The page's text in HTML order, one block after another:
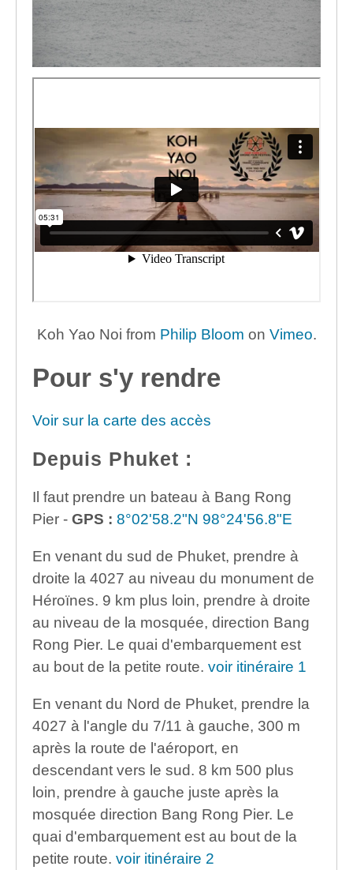
Koh Yao Noi from Philip Bloom on Vimeo.
Pour s'y rendre
Voir sur la carte des accès
Depuis Phuket :
Il faut prendre un bateau à Bang Rong
Pier - GPS : 8°02'58.2"N 98°24'56.8"E
En venant du sud de Phuket, prendre à
droite la 4027 au niveau du monument de
Héroïnes. 9 km plus loin, prendre à droite
au niveau de la mosquée, direction Bang
Rong Pier. Le quai d'embarquement est
au bout de la petite route. voir itinéraire 1
En venant du Nord de Phuket, prendre la
4027 à l'angle du 7/11 à gauche, 300 m
après la route de l'aéroport, en
descendant vers le sud. 8 km 500 plus
loin, prendre à gauche juste après la
mosquée direction Bang Rong Pier. Le
quai d'embarquement est au bout de la
petite route. voir itinéraire 2